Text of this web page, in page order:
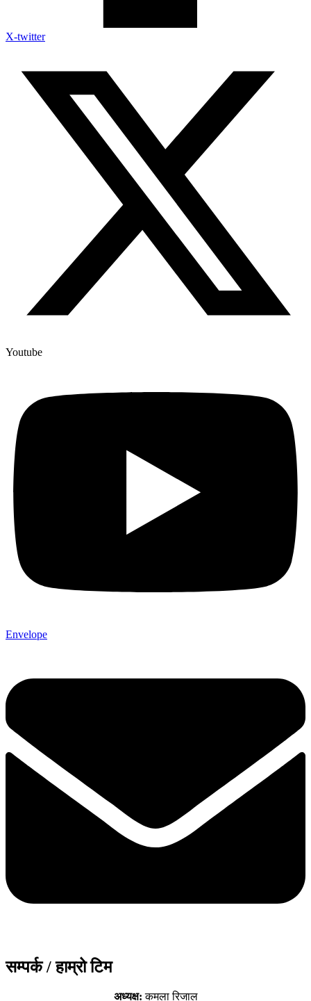
X-twitter
Youtube
Envelope
सम्पर्क / हाम्रो टिम
अध्यक्ष:कमला रिजाल